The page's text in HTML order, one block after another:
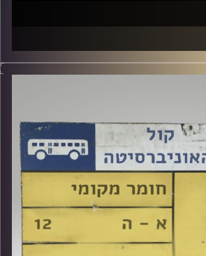
עם דור חלפון
Elior